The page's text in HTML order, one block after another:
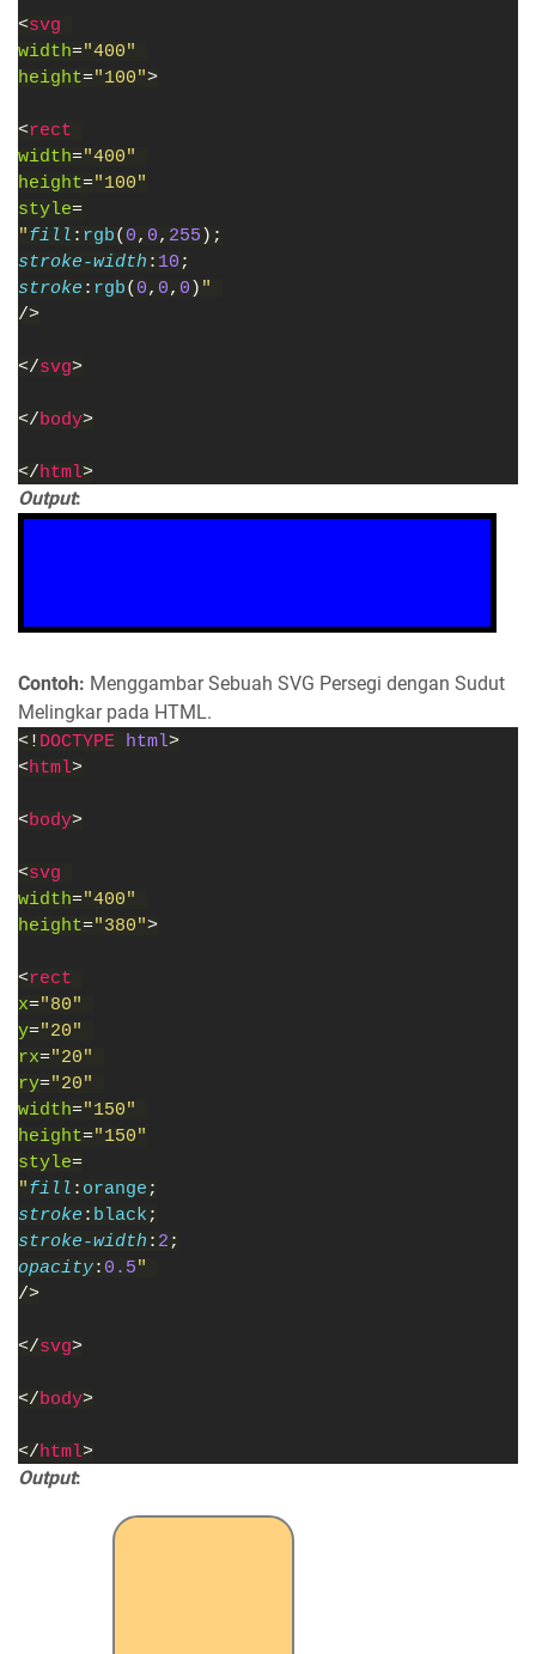
<svg
width="400"
height="100">
<rect
width="400"
height="100"
style=
"fill : rgb( 0, 0, 255 );
stroke-width : 10 ;
stroke : rgb( 0, 0, 0 ) "
/>
</svg>
</body>
</html>
Output:
Contoh: Menggambar Sebuah SVG Persegi dengan Sudut
Melingkar pada HTML.
<! DOCTYPE html>
<html>
<body>
<svg
width="400"
height="380">
<rect
x="80"
y="20"
rx="20"
ry="20"
width="150"
height="150"
style=
"fill : orange ;
stroke : black ;
stroke-width : 2 ;
opacity: 0.5"
/>
</svg>
</body>
</html>
Output: